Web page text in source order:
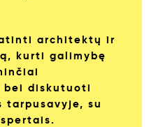
architektų ir
kurti galimybę
bei diskutuoti
su